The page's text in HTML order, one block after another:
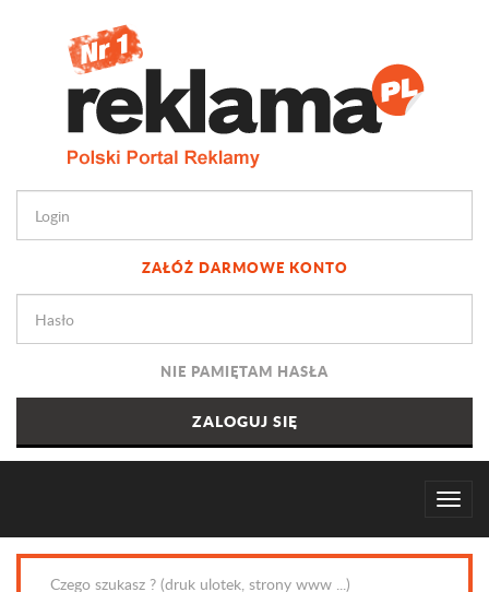
ZAŁÓŻ DARMOWE KONTO
NIE PAMIĘTAM HASŁA